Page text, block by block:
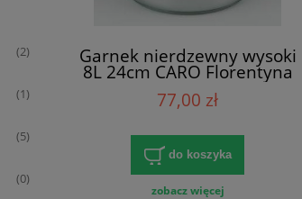
(2)
(1)
(5)
(0)
Garnek nierdzewny wysoki
8L 24cm CARO Florentyna
77,00 zł
do koszyka
zobacz więcej